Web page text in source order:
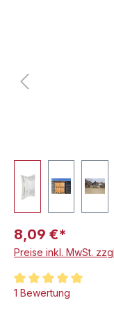
8,09 €*
Preise inkl. MwSt.
Durchschnittliche
1 Bewertung